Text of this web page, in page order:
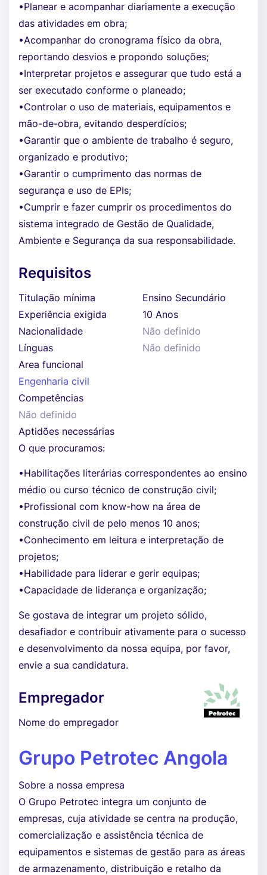
•Planear e acompanhar diariamente a execução
das atividades em obra;
•Acompanhar do cronograma físico da obra,
reportando desvios e propondo soluções;
•Interpretar projetos e assegurar que tudo está a
ser executado conforme o planeado;
•Controlar o uso de materiais, equipamentos e
mão-de-obra, evitando desperdícios;
•Garantir que o ambiente de trabalho é seguro,
organizado e produtivo;
•Garantir o cumprimento das normas de
segurança e uso de EPIs;
•Cumprir e fazer cumprir os procedimentos do
sistema integrado de Gestão de Qualidade,
Ambiente e Segurança da sua responsabilidade.
Requisitos
Titulação mínima
Ensino Secundário
Experiência exigida
10 Anos
Nacionalidade
Não definido
Línguas
Não definido
Area funcional
Engenharia civil
Competências
Não definido
Aptidões necessárias
O que procuramos:
•Habilitações literárias correspondentes ao ensino
médio ou curso técnico de construção civil;
•Profissional com know-how na área de
construção civil de pelo menos 10 anos;
•Conhecimento em leitura e interpretação de
projetos;
•Habilidade para liderar e gerir equipas;
•Capacidade de liderança e organização;
Se gostava de integrar um projeto sólido,
desafiador e contribuir ativamente para o sucesso
e desenvolvimento da nossa equipa, por favor,
envie a sua candidatura.
Empregador
Nome do empregador
Grupo Petrotec Angola
Sobre a nossa empresa
O Grupo Petrotec integra um conjunto de
empresas, cuja atividade se centra na produção,
comercialização e assistência técnica de
equipamentos e sistemas de gestão para as áreas
de armazenamento, distribuição e retalho da